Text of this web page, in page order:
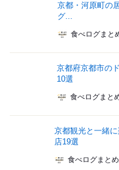
京都・河原町の
グ...
食べログまと
京都府京都市の
10選
食べログまと
京都観光と一緒
店19選
食べログまと